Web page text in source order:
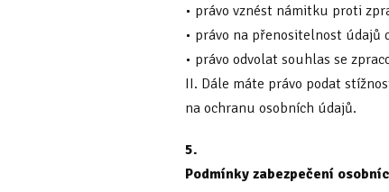
• právo vznést námitku proti
• právo na přenositelnost údajů
• právo odvolat souhlas se
II. Dále máte právo podat
na ochranu osobních údajů.
5.
Podmínky zabezpečení